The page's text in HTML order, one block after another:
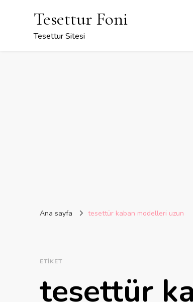
Tesettur Foni
Tesettur Sitesi
Ana sayfa tesettür kaban modelleri uzun
ETIKET
tesettür